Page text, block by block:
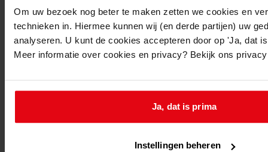
Om uw bezoek nog beter te maken zetten we cookies en
technieken in. Hiermee kunnen wij (en derde partijen) uw
analyseren. U kunt de cookies accepteren door op 'Ja, dat
Meer informatie over cookies en privacy? Bekijk ons
Ja, dat is prima
Instellingen beheren